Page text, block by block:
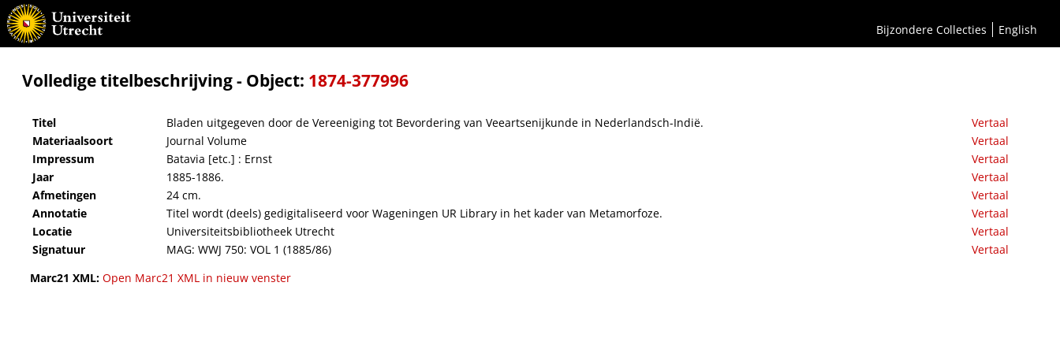
Bijzondere Collecties English
Bladen uitgegeven door de Vereeniging tot Bevordering van Veeartsenijkunde in Nederlandsch-Indië.
Volledige titelbeschrijving - Object: 1874-377996
Titel Bladen uitgegeven door de Vereeniging tot Bevordering van Veeartsenijkunde in Nederlandsch-Indië.
Vertaal
Materiaalsoort
Journal Volume
Vertaal
Impressum
Batavia [etc.] : Ernst
Vertaal
Jaar
1885-1886.
Vertaal
Afmetingen
24 cm.
Vertaal
Annotatie
Titel wordt (deels) gedigitaliseerd voor Wageningen UR Library in het kader van Metamorfoze.
Vertaal
Locatie
Universiteitsbibliotheek Utrecht
Vertaal
Signatuur
MAG: WWJ 750: VOL 1 (1885/86)
Vertaal
Marc21 XML: Open Marc21 XML in nieuw venster